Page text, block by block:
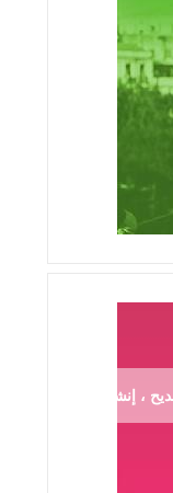
، إنشاد ...)